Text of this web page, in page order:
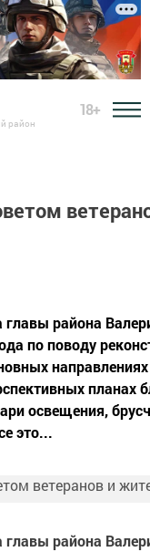
район
18+
главы района
по поводу
планах
освещения,
это...
главы района